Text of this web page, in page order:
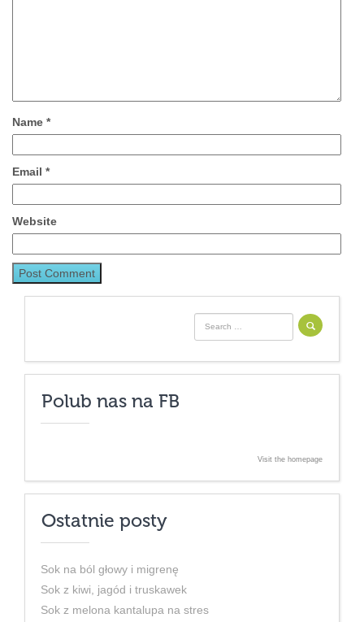
Name *
Email *
Website
Search for:
Polub nas na FB
Visit the homepage
Ostatnie posty
Sok na ból głowy i migrenę
Sok z kiwi, jagód i truskawek
Sok z melona kantalupa na stres